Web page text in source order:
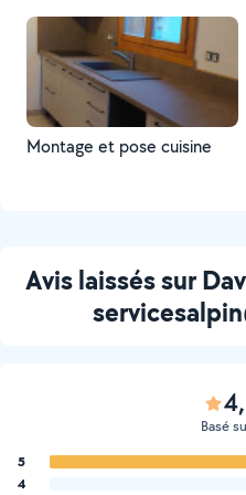
Montage et pose cuisine
Avis laissés sur
Basé
5
4